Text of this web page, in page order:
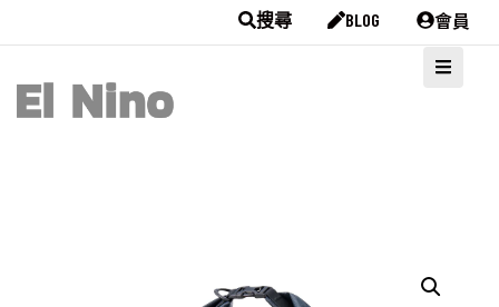
搜尋 BLOG 會員